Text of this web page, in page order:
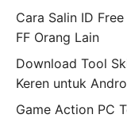
Cara Salin ID
FF Orang Lain
Download Tool
Keren untuk
Game Action PC